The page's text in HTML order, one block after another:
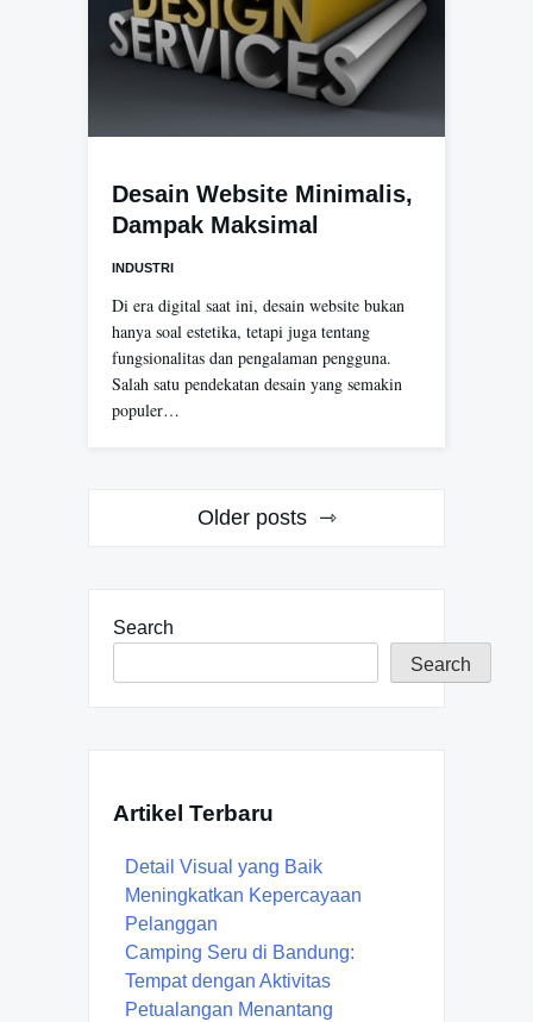
Desain Website Minimalis,
Dampak Maksimal
INDUSTRI
Di era digital saat ini, desain website bukan
hanya soal estetika, tetapi juga tentang
fungsionalitas dan pengalaman pengguna.
Salah satu pendekatan desain yang semakin
populer…
Older posts
Search
Search
Artikel Terbaru
Detail Visual yang Baik
Meningkatkan Kepercayaan
Pelanggan
Camping Seru di Bandung:
Tempat dengan Aktivitas
Petualangan Menantang